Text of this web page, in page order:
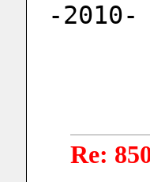
-2010-
Re: